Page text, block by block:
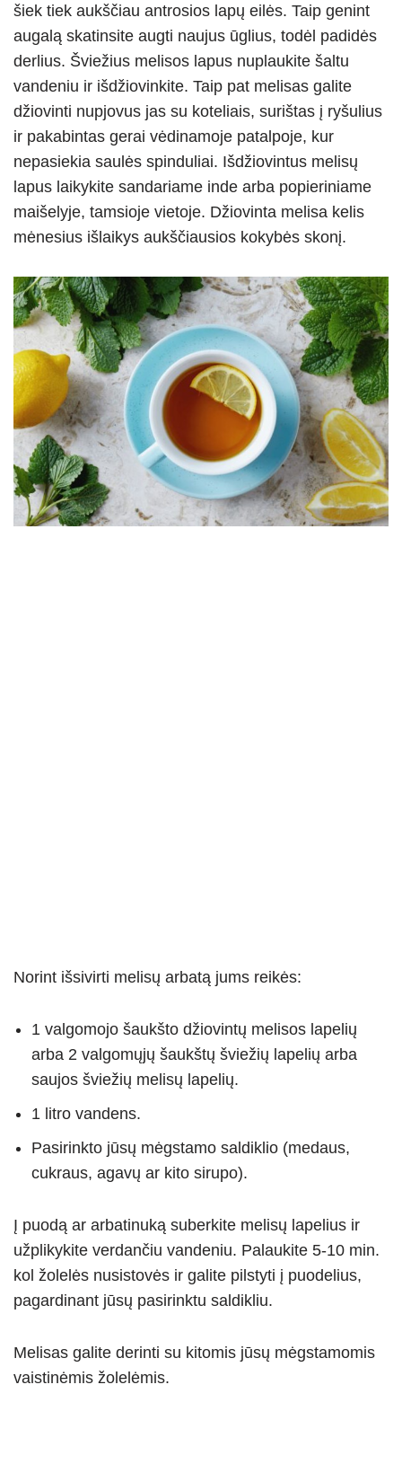
šiek tiek aukščiau antrosios lapų eilės. Taip genint
augalą skatinsite augti naujus ūglius, todėl padidės
derlius. Šviežius melisos lapus nuplaukite šaltu
vandeniu ir išdžiovinkite. Taip pat melisas galite
džiovinti nupjovus jas su koteliais, surištas į ryšulius
ir pakabintas gerai vėdinamoje patalpoje, kur
nepasiekia saulės spinduliai. Išdžiovintus melisų
lapus laikykite sandariame inde arba popieriniame
maišelyje, tamsioje vietoje. Džiovinta melisa kelis
mėnesius išlaikys aukščiausios kokybės skonį.
Norint išsivirti melisų arbatą jums reikės:
1 valgomojo šaukšto džiovintų melisos lapelių
arba 2 valgomųjų šaukštų šviežių lapelių arba
saujos šviežių melisų lapelių.
1 litro vandens.
Pasirinkto jūsų mėgstamo saldiklio (medaus,
cukraus, agavų ar kito sirupo).
Į puodą ar arbatinuką suberkite melisų lapelius ir
užplikykite verdančiu vandeniu. Palaukite 5-10 min.
kol žolelės nusistovės ir galite pilstyti į puodelius,
pagardinant jūsų pasirinktu saldikliu.
Melisas galite derinti su kitomis jūsų mėgstamomis
vaistinėmis žolelėmis.